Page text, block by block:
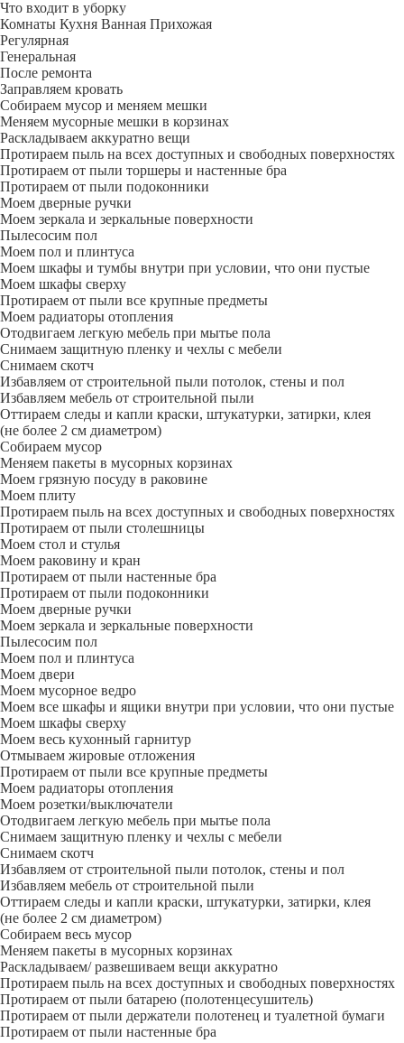
Что входит в уборку
Регу­лярная
Гене­ральная
После ремонта
Заправляем кровать
Собираем мусор и меняем мешки
Меняем мусорные мешки в корзинах
Раскладываем аккуратно вещи
Протираем пыль на всех доступных и свободных поверхностях
Протираем от пыли торшеры и настенные бра
Протираем от пыли подоконники
Моем дверные ручки
Моем зеркала и зеркальные поверхности
Пылесосим пол
Моем пол и плинтуса
Моем шкафы и тумбы внутри при условии, что они пустые
Моем шкафы сверху
Протираем от пыли все крупные предметы
Моем радиаторы отопления
Отодвигаем легкую мебель при мытье пола
Снимаем защитную пленку и чехлы с мебели
Снимаем скотч
Избавляем от строительной пыли потолок, стены и пол
Избавляем мебель от строительной пыли
Оттираем следы и капли краски, штукатурки, затирки, клея
(не более 2 см диаметром)
Собираем мусор
Меняем пакеты в мусорных корзинах
Моем грязную посуду в раковине
Моем плиту
Протираем пыль на всех доступных и свободных поверхностях
Протираем от пыли столешницы
Моем стол и стулья
Моем раковину и кран
Протираем от пыли настенные бра
Протираем от пыли подоконники
Моем дверные ручки
Моем зеркала и зеркальные поверхности
Пылесосим пол
Моем пол и плинтуса
Моем двери
Моем мусорное ведро
Моем все шкафы и ящики внутри при условии, что они пустые
Моем шкафы сверху
Моем весь кухонный гарнитур
Отмываем жировые отложения
Протираем от пыли все крупные предметы
Моем радиаторы отопления
Моем розетки/выключатели
Отодвигаем легкую мебель при мытье пола
Снимаем защитную пленку и чехлы с мебели
Снимаем скотч
Избавляем от строительной пыли потолок, стены и пол
Избавляем мебель от строительной пыли
Оттираем следы и капли краски, штукатурки, затирки, клея
(не более 2 см диаметром)
Собираем весь мусор
Меняем пакеты в мусорных корзинах
Раскладываем/ развешиваем вещи аккуратно
Протираем пыль на всех доступных и свободных поверхностях
Протираем от пыли батарею (полотенцесушитель)
Протираем от пыли держатели полотенец и туалетной бумаги
Протираем от пыли настенные бра